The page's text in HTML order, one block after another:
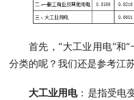
首先，“大工业用电”和
分类的呢？我们还是参考江
大工业用电：是指受电